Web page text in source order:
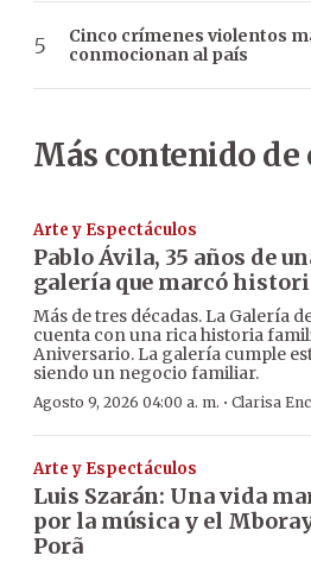
Cinco crímenes violentos
conmocionan al país
Más contenido de
Arte y Espectáculos
Pablo Ávila, 35 años de
galería que marcó
Más de tres décadas. La Galería
cuenta con una rica historia
Aniversario. La galería cumple
siendo un negocio familiar.
Agosto 9, 2026 04:00 a. m. · Clarisa
Arte y Espectáculos
Luis Szarán: Una vida
por la música y el
Porã